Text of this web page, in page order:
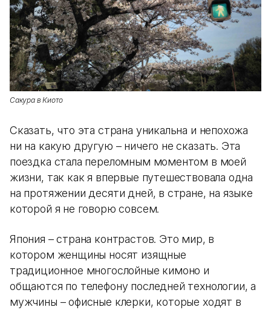
Сакура в Киото
Сказать, что эта страна уникальна и непохожа
ни на какую другую – ничего не сказать. Эта
поездка стала переломным моментом в моей
жизни, так как я впервые путешествовала одна
на протяжении десяти дней, в стране, на языке
которой я не говорю совсем.
Япония – страна контрастов. Это мир, в
котором женщины носят изящные
традиционное многослойные кимоно и
общаются по телефону последней технологии, а
мужчины – офисные клерки, которые ходят в